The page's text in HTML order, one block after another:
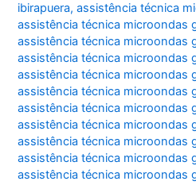
ibirapuera,assistência técnica
assistência técnica microondas
assistência técnica microondas
assistência técnica microondas
assistência técnica microondas
assistência técnica microondas
assistência técnica microondas
assistência técnica microondas
assistência técnica microondas
assistência técnica microondas
assistência técnica microondas